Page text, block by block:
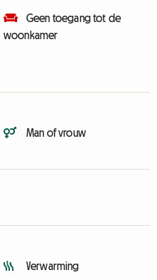
Geen toegang tot de
woonkamer
Man of vrouw
Verwarming